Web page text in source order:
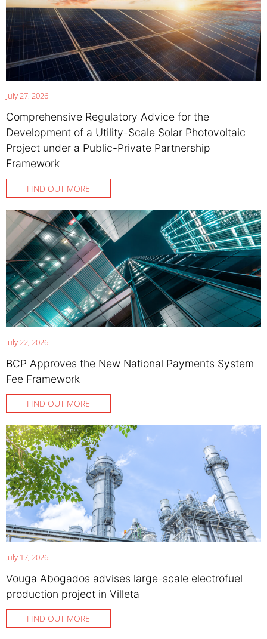
July 27, 2026
Comprehensive Regulatory Advice for the
Development of a Utility-Scale Solar Photovoltaic
Project under a Public-Private Partnership
Framework
FIND OUT MORE
July 22, 2026
BCP Approves the New National Payments System
Fee Framework
FIND OUT MORE
July 17, 2026
Vouga Abogados advises large-scale electrofuel
production project in Villeta
FIND OUT MORE